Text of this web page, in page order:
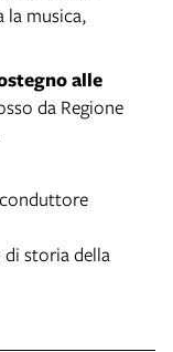
la musica,
alle
da Regione
di storia della